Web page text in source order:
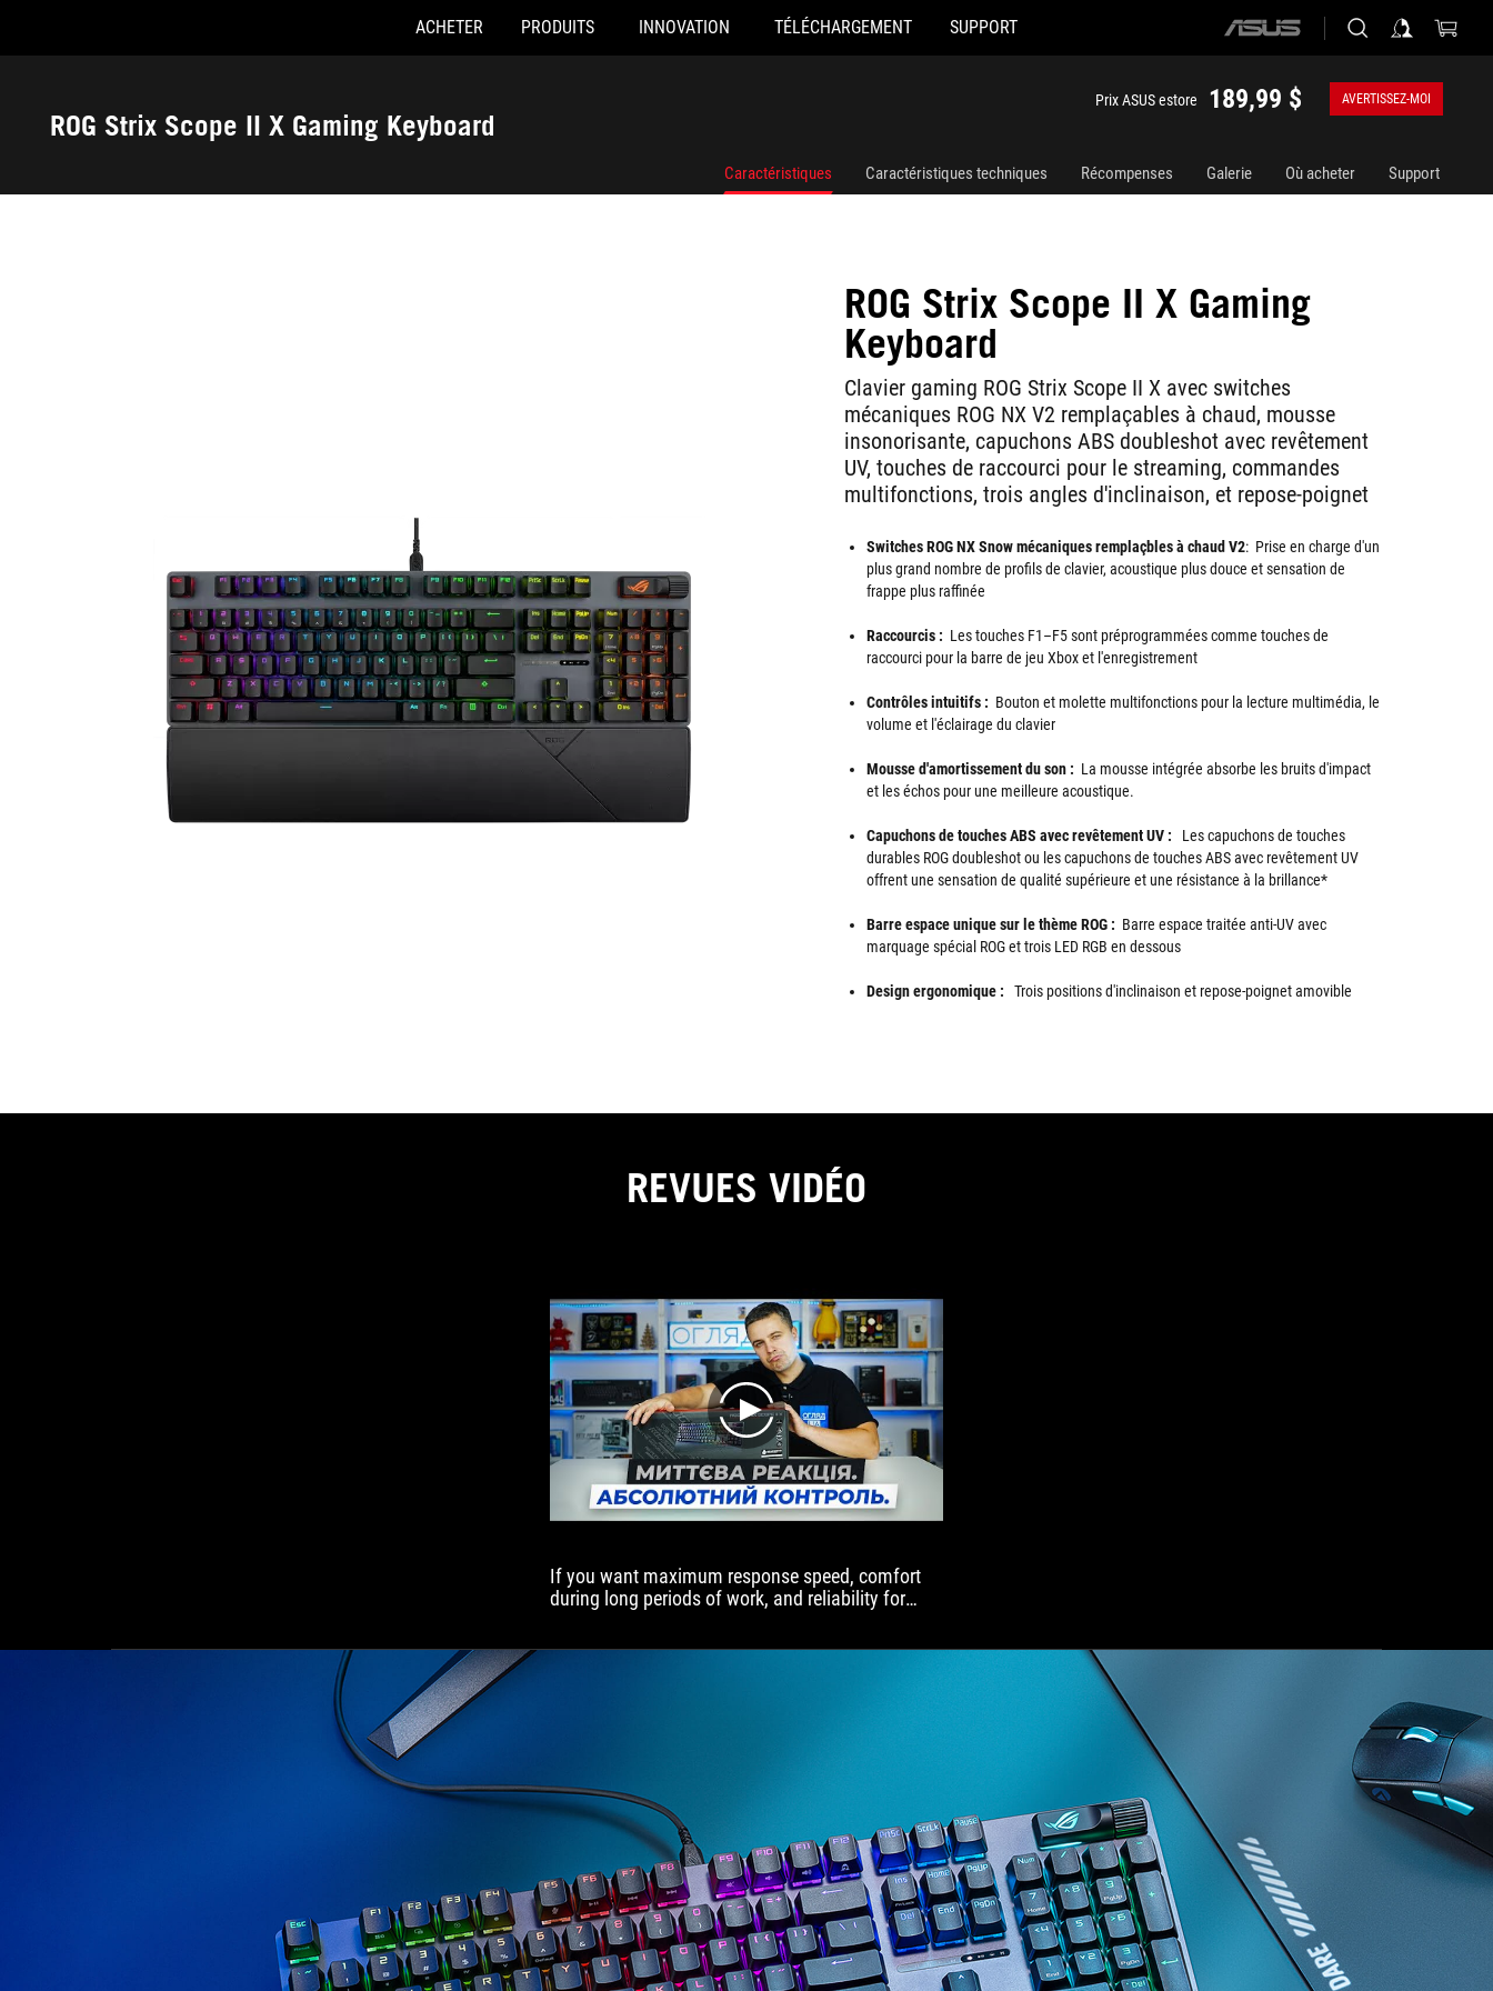
Accessibility links
ACHETER PRODUITS INNOVATION TÉLÉCHARGEMENT SUPPORT
ASUS
ROG Strix Scope II X Gaming Keyboard
Prix ASUS estore 189,99 $ AVERTISSEZ-MOI
Caractéristiques Caractéristiques techniques Récompenses Galerie Où acheter Support
ROG Strix Scope II X Gaming
Keyboard
Clavier gaming ROG Strix Scope II X avec switches
mécaniques ROG NX V2 remplaçables à chaud, mousse
insonorisante, capuchons ABS doubleshot avec revêtement
UV, touches de raccourci pour le streaming, commandes
multifonctions, trois angles d'inclinaison, et repose-poignet
Switches ROG NX Snow mécaniques remplaçbles à chaud V2: Prise en charge d'un
plus grand nombre de profils de clavier, acoustique plus douce et sensation de
frappe plus raffinée
Raccourcis : Les touches F1–F5 sont préprogrammées comme touches de
raccourci pour la barre de jeu Xbox et l'enregistrement
Contrôles intuitifs : Bouton et molette multifonctions pour la lecture multimédia, le
volume et l'éclairage du clavier
Mousse d'amortissement du son : La mousse intégrée absorbe les bruits d'impact
et les échos pour une meilleure acoustique.
Capuchons de touches ABS avec revêtement UV :
Les capuchons de touches
durables ROG doubleshot ou les capuchons de touches ABS avec revêtement UV
offrent une sensation de qualité supérieure et une résistance à la brillance*
Barre espace unique sur le thème ROG : Barre espace traitée anti-UV avec
marquage spécial ROG et trois LED RGB en dessous
Design ergonomique : Trois positions d'inclinaison et repose-poignet amovible
REVUES VIDÉO
play
If you want maximum response speed, comfort
during long periods of work, and reliability for